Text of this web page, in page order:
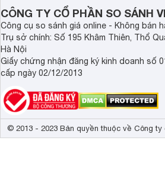
dùng Việt.
CÔNG TY CỔ PHẦN SO SÁNH
Công cụ so sánh giá online - Không bán
Trụ sở chính: Số 195 Khâm Thiên, Thổ
Hà Nội
Giấy chứng nhận đăng ký kinh doanh số
cấp ngày 02/12/2013
© 2013 - 2023 Bản quyền thuộc về Công ty